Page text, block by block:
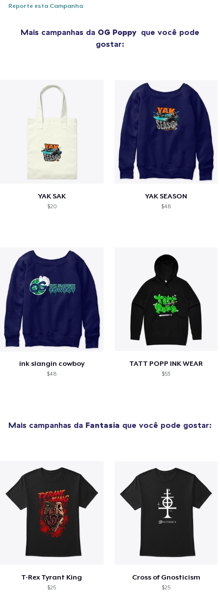
Reporte esta Campanha
Mais campanhas da OG Poppy que você pode
gostar:
YAK SAK
$20
YAK SEASON
$48
ink slangin cowboy
$48
TATT POPP INK WEAR
$53
Mais campanhas da Fantasia que você pode gostar:
T-Rex Tyrant King
$25
Cross of Gnosticism
$25